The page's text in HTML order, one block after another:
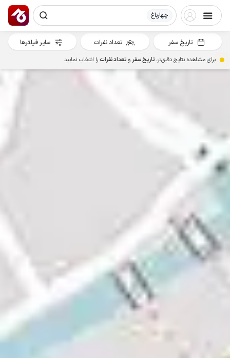
چهارباغ
تاریخ سفر تعداد نفرات سایر فیلترها
برای مشاهده نتایج دقیق‌تر، تاریخ سفرو تعداد نفراترا انتخاب نمایید